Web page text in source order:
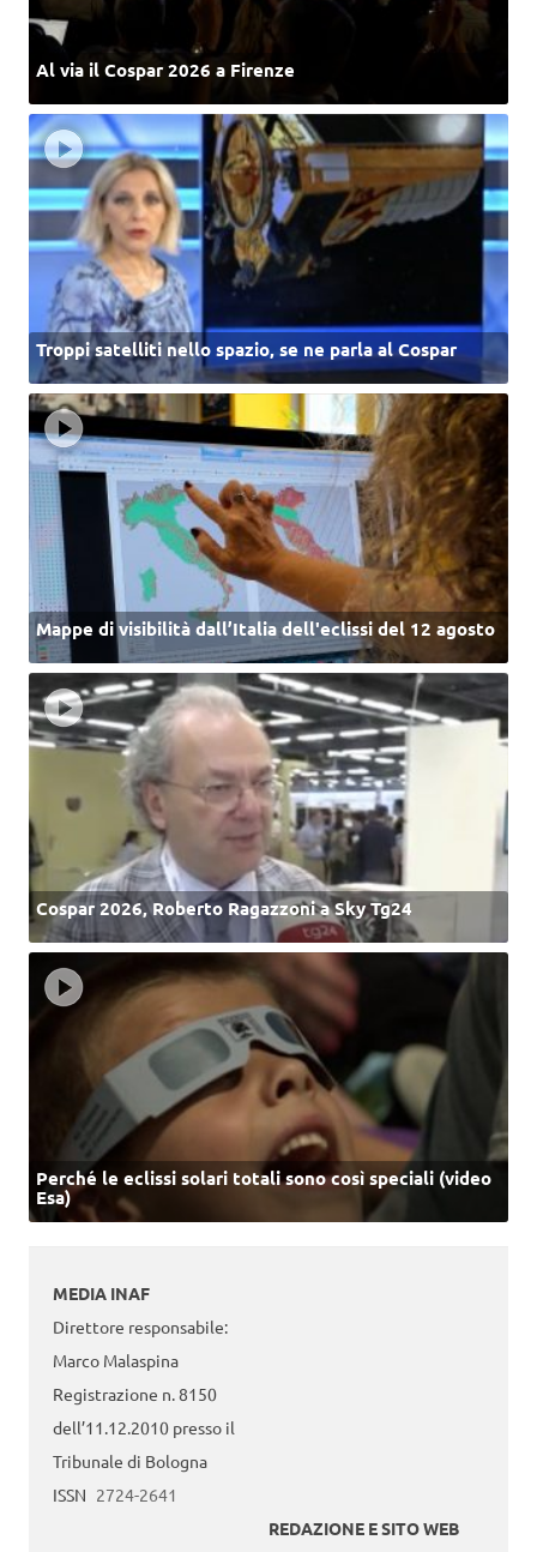
Al via il Cospar 2026 a Firenze
Troppi satelliti nello spazio, se ne parla al Cospar
Mappe di visibilità dall’Italia dell'eclissi del 12 agosto
Cospar 2026, Roberto Ragazzoni a Sky Tg24
Perché le eclissi solari totali sono così speciali (video
Esa)
MEDIA INAF
Direttore responsabile:
Marco Malaspina
Registrazione n. 8150
dell’11.12.2010 presso il
Tribunale di Bologna
ISSN 2724-2641
REDAZIONE E SITO WEB